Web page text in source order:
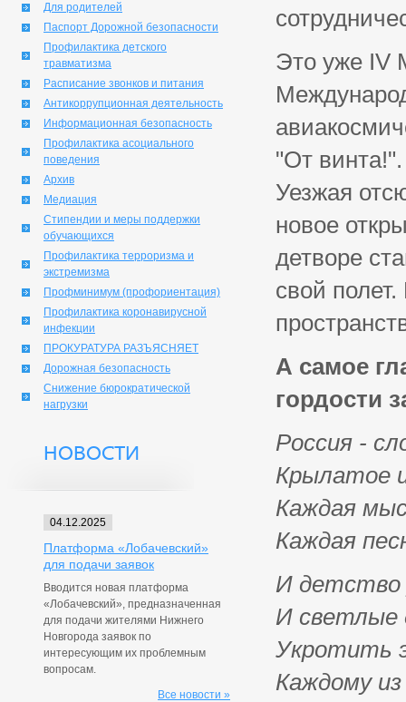
Для родителей
Паспорт Дорожной безопасности
Профилактика детского
травматизма
Расписание звонков и питания
Антикоррупционная деятельность
Информационная безопасность
Профилактика асоциального
поведения
Архив
Медиация
Стипендии и меры поддержки
обучающихся
Профилактика терроризма и
экстремизма
Профминимум (профориентация)
Профилактика коронавирусной
инфекции
ПРОКУРАТУРА РАЗЪЯСНЯЕТ
Дорожная безопасность
Снижение бюрократической
нагрузки
НОВОСТИ
04.12.2025
Платформа «Лобачевский»
для подачи заявок
Вводится новая платформа
«Лобачевский», предназначенная
для подачи жителями Нижнего
Новгорода заявок по
интересующим их проблемным
вопросам.
Все новости »
Это уже IV
"От
Уезжая
новое
детворе
свой
А самое
гордости
Россия -
Крылатое
Каждая
Каждая
И детство
И светлые
Укротить
Каждому